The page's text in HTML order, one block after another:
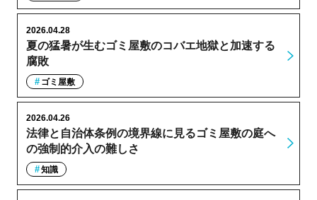
夏の猛暑が生むゴミ屋敷のコバエ地獄と加速する
腐敗
2026.04.28
ゴミ屋敷
法律と自治体条例の境界線に見るゴミ屋敷の庭へ
の強制的介入の難しさ
2026.04.26
知識